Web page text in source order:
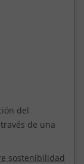
del
de una
sostenibilidad